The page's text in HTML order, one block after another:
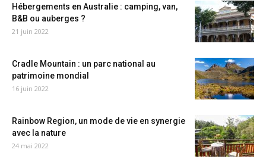
Hébergements en Australie : camping, van,
B&B ou auberges ?
21 juin 2022
Cradle Mountain : un parc national au
patrimoine mondial
16 juin 2022
Rainbow Region, un mode de vie en synergie
avec la nature
24 mai 2022